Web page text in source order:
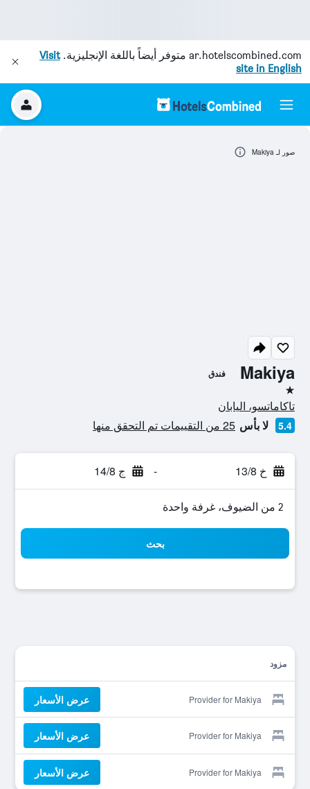
ar.hotelscombined.com متوفر أيضاً باللغة الإنجليزية.Visit
site in English
Makiya فندق
نجمة واحدة
تاكاماتسو، اليابان
5.4 لا بأس 25 من التقييمات تم التحقق منها
خ 13/8 - ج 14/8
2 من الضيوف، غرفة واحدة
بحث
مزود
Provider for Makiya عرض الأسعار
Provider for Makiya عرض الأسعار
Provider for Makiya عرض الأسعار
صور لـ Makiya